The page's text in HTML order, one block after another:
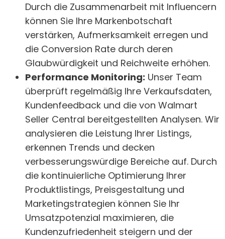
Durch die Zusammenarbeit mit Influencern
können Sie Ihre Markenbotschaft
verstärken, Aufmerksamkeit erregen und
die Conversion Rate durch deren
Glaubwürdigkeit und Reichweite erhöhen.
Performance Monitoring: Unser Team
überprüft regelmäßig Ihre Verkaufsdaten,
Kundenfeedback und die von Walmart
Seller Central bereitgestellten Analysen. Wir
analysieren die Leistung Ihrer Listings,
erkennen Trends und decken
verbesserungswürdige Bereiche auf. Durch
die kontinuierliche Optimierung Ihrer
Produktlistings, Preisgestaltung und
Marketingstrategien können Sie Ihr
Umsatzpotenzial maximieren, die
Kundenzufriedenheit steigern und der